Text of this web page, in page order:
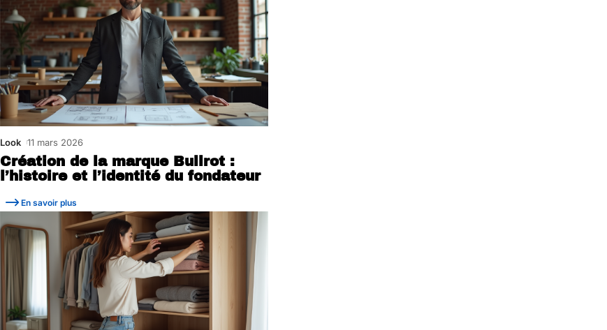
Création de la marque Bullrot :
l’histoire et l’identité du fondateur
Look 11 mars 2026
En savoir plus